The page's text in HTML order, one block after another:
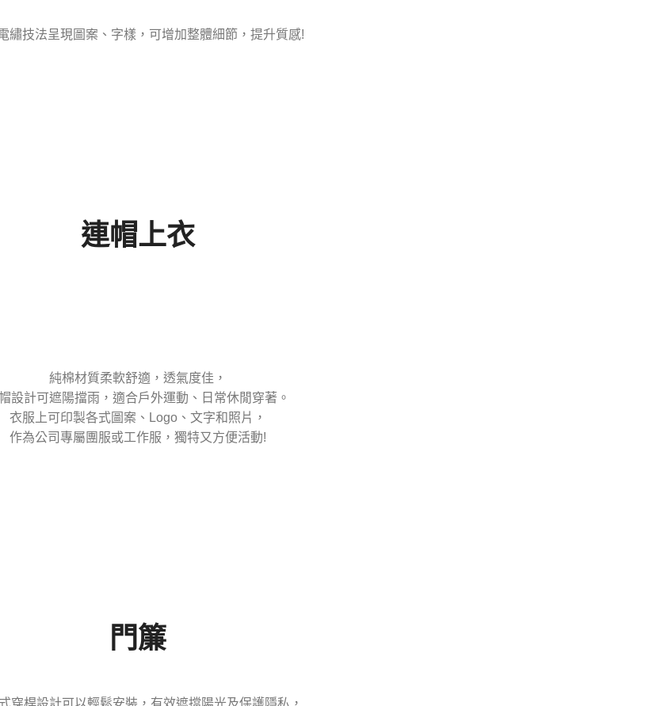
繡技法呈現圖案、字樣，可增加整體細節，提升質感!
連帽上衣
純棉材質柔軟舒適，透氣度佳，
設計可遮陽擋雨，適合戶外運動、日常休閒穿著。
衣服上可印製各式圖案、Logo、文字和照片，
作為公司專屬團服或工作服，獨特又方便活動!
門簾